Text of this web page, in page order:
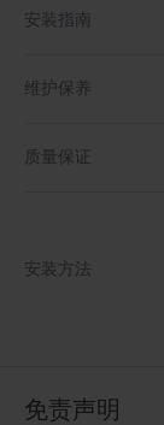
安装指南
维护保养
质量保证
安装方法
免责声明